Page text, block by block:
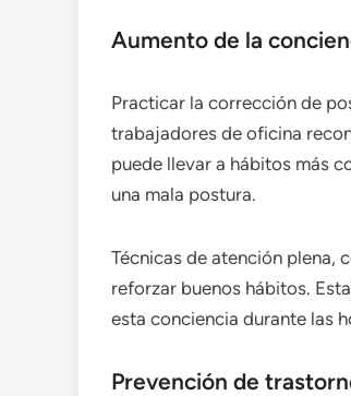
Aumento de la
Practicar la corrección de
trabajadores de oficina
puede llevar a hábitos más
una mala postura.
Técnicas de atención plena,
reforzar buenos hábitos.
esta conciencia durante las
Prevención de